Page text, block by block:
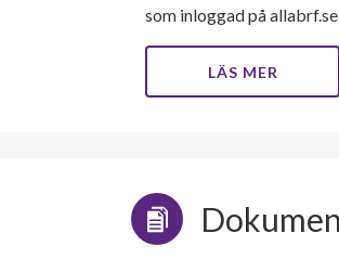
som inloggad på
LÄS MER